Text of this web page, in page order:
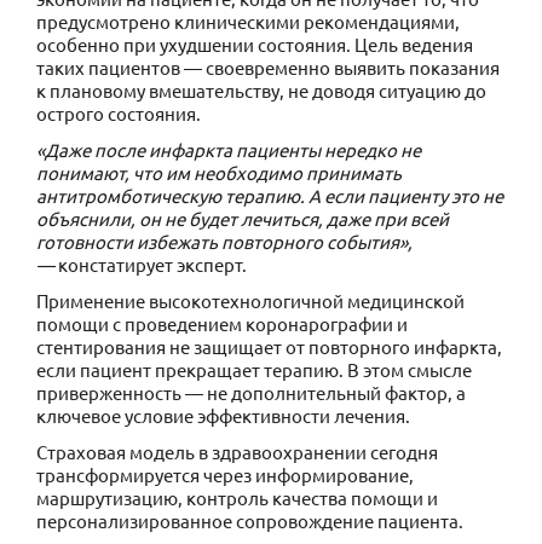
предусмотрено клиническими рекомендациями,
особенно при ухудшении состояния. Цель ведения
таких пациентов — своевременно выявить показания
к плановому вмешательству, не доводя ситуацию до
острого состояния.
«Даже после инфаркта пациенты нередко не
понимают, что им необходимо принимать
антитромботическую терапию. А если пациенту это не
объяснили, он не будет лечиться, даже при всей
готовности избежать повторного события»,
—констатирует эксперт.
Применение высокотехнологичной медицинской
помощи с проведением коронарографии и
стентирования не защищает от повторного инфаркта,
если пациент прекращает терапию. В этом смысле
приверженность — не дополнительный фактор, а
ключевое условие эффективности лечения.
Страховая модель в здравоохранении сегодня
трансформируется через информирование,
маршрутизацию, контроль качества помощи и
персонализированное сопровождение пациента.